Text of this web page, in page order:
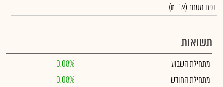
נפח מסחר(א` ₪)
תשואות
מתחילת השבוע
0.08%
מתחילת החודש
0.08%